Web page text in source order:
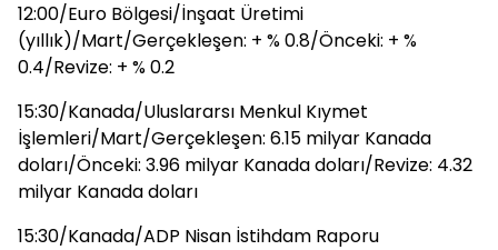
12:00/Euro Bölgesi/İnşaat Üretimi
(yıllık)/Mart/Gerçekleşen: + % 0.8/Önceki: + %
0.4/Revize: + % 0.2
15:30/Kanada/Uluslararsı Menkul Kıymet
İşlemleri/Mart/Gerçekleşen: 6.15 milyar Kanada
doları/Önceki: 3.96 milyar Kanada doları/Revize: 4.32
milyar Kanada doları
15:30/Kanada/ADP Nisan İstihdam Raporu